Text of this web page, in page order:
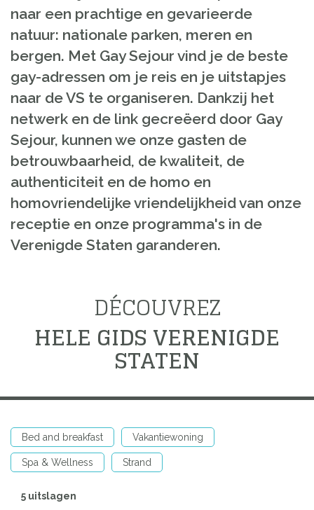
naar een prachtige en gevarieerde
natuur: nationale parken, meren en
bergen. Met Gay Sejour vind je de beste
gay-adressen om je reis en je uitstapjes
naar de VS te organiseren. Dankzij het
netwerk en de link gecreëerd door Gay
Sejour, kunnen we onze gasten de
betrouwbaarheid, de kwaliteit, de
authenticiteit en de homo en
homovriendelijke vriendelijkheid van onze
receptie en onze programma's in de
Verenigde Staten garanderen.
DÉCOUVREZ
HELE GIDS VERENIGDE
STATEN
Bed and breakfast Vakantiewoning
Spa & Wellness Strand
5 uitslagen